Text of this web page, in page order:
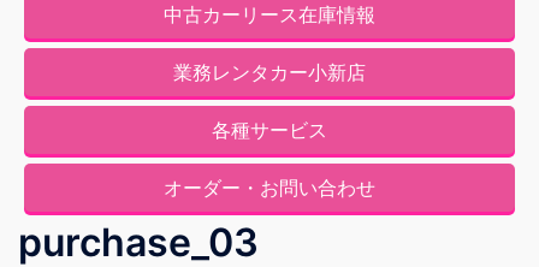
中古カーリース在庫情報
業務レンタカー小新店
各種サービス
オーダー・お問い合わせ
purchase_03